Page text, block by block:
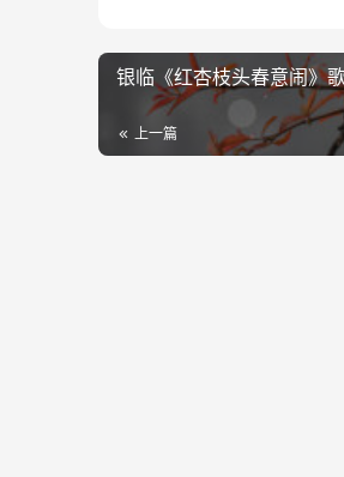
银临《红杏枝头春意闹》
上一篇